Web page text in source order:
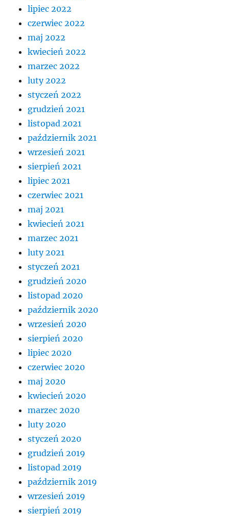
lipiec 2022
czerwiec 2022
maj 2022
kwiecień 2022
marzec 2022
luty 2022
styczeń 2022
grudzień 2021
listopad 2021
październik 2021
wrzesień 2021
sierpień 2021
lipiec 2021
czerwiec 2021
maj 2021
kwiecień 2021
marzec 2021
luty 2021
styczeń 2021
grudzień 2020
listopad 2020
październik 2020
wrzesień 2020
sierpień 2020
lipiec 2020
czerwiec 2020
maj 2020
kwiecień 2020
marzec 2020
luty 2020
styczeń 2020
grudzień 2019
listopad 2019
październik 2019
wrzesień 2019
sierpień 2019